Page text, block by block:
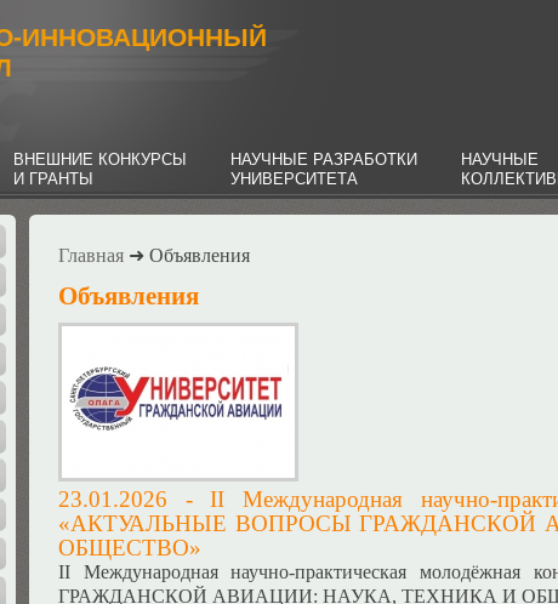
ИННОВАЦИОННЫЙ
ВНЕШНИЕ КОНКУРСЫ
И ГРАНТЫ
НАУЧНЫЕ РАЗРАБОТКИ
УНИВЕРСИТЕТА
НАУЧНЫЕ
Главная ➜ Объявления
Объявления
23.01.2026 -II Международная научно-
«АКТУАЛЬНЫЕ ВОПРОСЫ ГРАЖДАНСКОЙ
ОБЩЕСТВО»
II Международная научно-практическая
ГРАЖДАНСКОЙ АВИАЦИИ: НАУКА, ТЕХНИКА И